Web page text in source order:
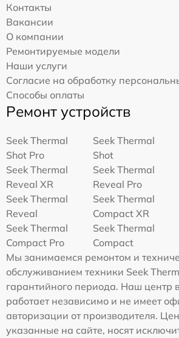
Контакты
Вакансии
О компании
Ремонтируемые модели
Наши услуги
Согласие на обработку
Способы оплаты
Ремонт устройств
Seek Thermal
Shot Pro
Seek Thermal
Shot
Seek Thermal
Reveal XR
Seek Thermal
Reveal Pro
Seek Thermal
Reveal
Seek Thermal
Compact XR
Seek Thermal
Compact Pro
Seek Thermal
Compact
Мы занимаемся ремонтом и
обслуживанием техники Seek
гарантийного периода. Наш центр
работает независимо и не имеет
авторизации от производителя.
указанные на сайте, носят